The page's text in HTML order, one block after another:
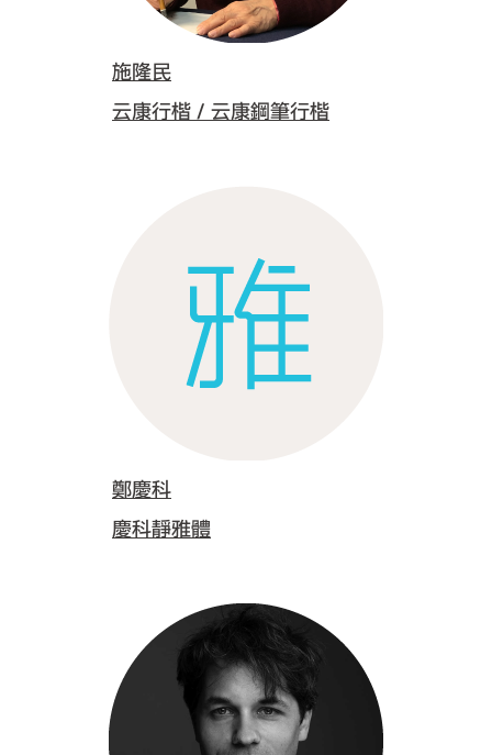
施隆民
云康行楷 / 云康鋼筆行楷
鄭慶科
慶科靜雅體